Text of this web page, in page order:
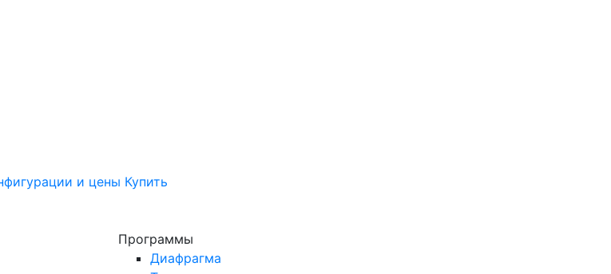
и цены Купить
Программы
Диафрагма